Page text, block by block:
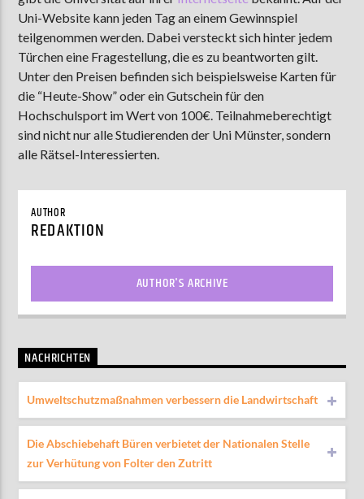
AKTUELLE SENDUNG
MOEBIUS
00:00 18:00
ZU HÖREN INMünster90,9 MHzSteinfurt103,9 MHz
Uni-Website kann jeden Tag an einem Gewinnspiel
teilgenommen werden. Dabei versteckt sich hinter jedem
Türchen eine Fragestellung, die es zu beantworten gilt.
Unter den Preisen befinden sich beispielsweise Karten für
die “Heute-Show” oder ein Gutschein für den
Hochschulsport im Wert von 100€. Teilnahmeberechtigt
sind nicht nur alle Studierenden der Uni Münster, sondern
alle Rätsel-Interessierten.
AUTHOR
REDAKTION
AUTHOR'S ARCHIVE
NACHRICHTEN
Umweltschutzmaßnahmen verbessern die Landwirtschaft
Die Abschiebehaft Büren verbietet der Nationalen Stelle
zur Verhütung von Folter den Zutritt